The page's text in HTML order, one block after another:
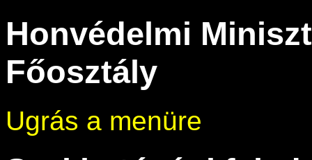
Honvédelmi
Főosztály
Ugrás a menüre